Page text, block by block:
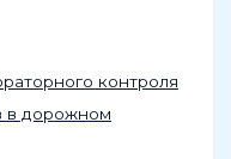
контроля
в дорожном